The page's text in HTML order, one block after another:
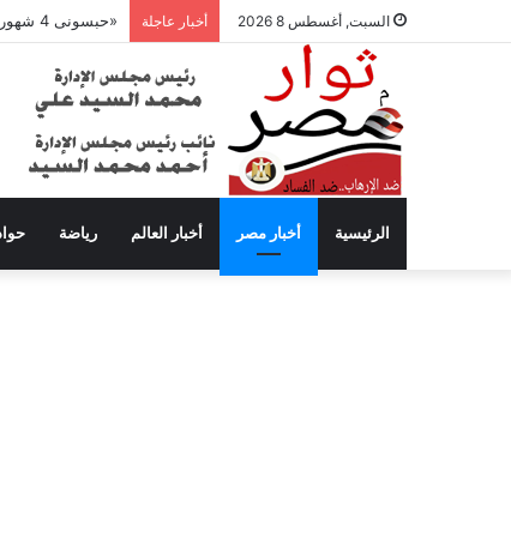
السبت, أغسطس 8 2026 أخبار عاجلة «حبسونى 4 شهور».. إبراهيم سعيد يفتح النار على ابنتيه: والله ما مسامحكم
الرئيسية أخبار مصر أخبار العالم رياضة